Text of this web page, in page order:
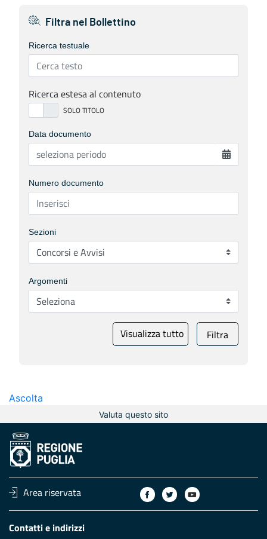
Filtra nel Bollettino
Ricerca testuale
Ricerca estesa al contenuto
Data documento
Numero documento
Sezioni
Argomenti
Visualizza tutto Filtra
Ascolta
Valuta questo sito
Area riservata
Contatti e indirizzi